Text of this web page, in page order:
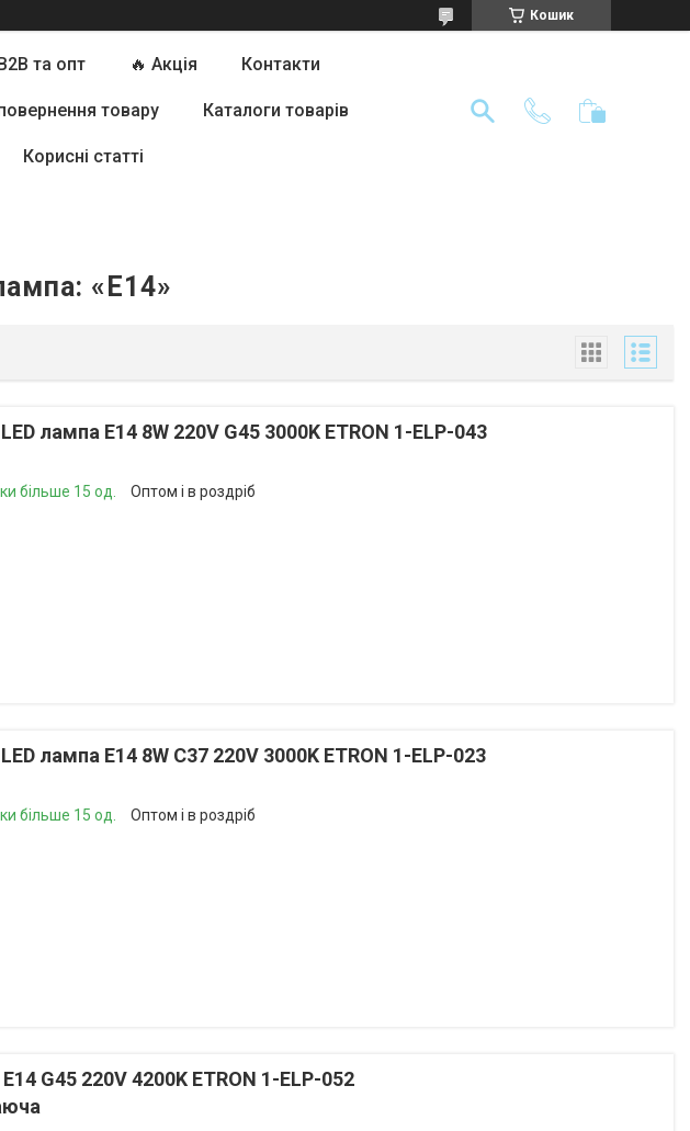
Кошик
та опт 🔥 Акція Контакти
товару Каталоги товарів
Корисні статті
«E14»
лампа E14 8W 220V G45 3000K ETRON 1-ELP-043
більше 15 од. Оптом і в роздріб
лампа E14 8W C37 220V 3000K ETRON 1-ELP-023
більше 15 од. Оптом і в роздріб
G45 220V 4200K ETRON 1-ELP-052